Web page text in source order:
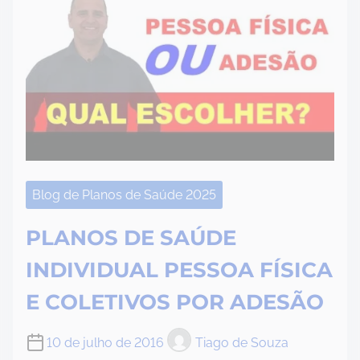
Blog de Planos de Saúde 2025
PLANOS DE SAÚDE
INDIVIDUAL PESSOA FÍSICA
E COLETIVOS POR ADESÃO
10 de julho de 2016 Tiago de Souza